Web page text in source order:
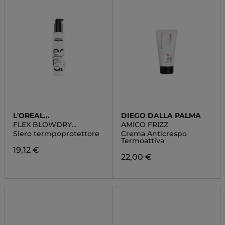
L'OREAL
PROFESSIONNEL
FLEX BLOWDRY
TECNI.ART
Siero termpoprotettore
19,12 €
DIEGO DALLA PALMA
AMICO FRIZZ
Crema Anticrespo
Termoattiva
22,00 €